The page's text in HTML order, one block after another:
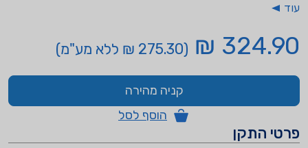
עוד
324.90 ₪ (275.30 ₪ ללא מע"מ)
קניה מהירה
הוסף לסל
פרטי התקן